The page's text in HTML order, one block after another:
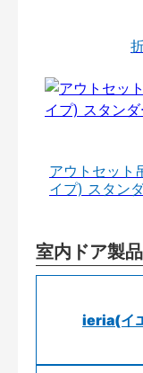
アウトセット
イプ) スタン
室内ドア製
ieria(イ